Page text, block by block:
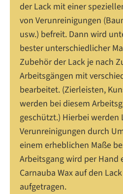
der Lack mit einer
von Verunreinigungen
usw.) befreit. Dann wird
bester unterschiedlicher
Zubehör der Lack je nach
Arbeitsgängen mit
bearbeitet. (Zierleisten,
werden bei diesem
geschützt.) Hierbei werden
Verunreinigungen durch
einem erheblichen Maße
Arbeitsgang wird per Hand
Carnauba Wax auf den
aufgetragen.